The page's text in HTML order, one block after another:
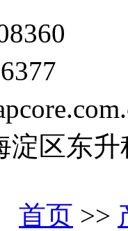
区东
首页 >>